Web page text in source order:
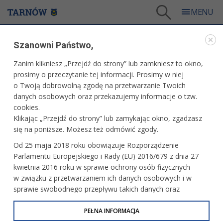
Jubileuszowa wystawa Mariana Kołodziejczyka
WARTO PRZECZYTAĆ
JUBILEUSZOWA WYSTAWA MARIANA
KOŁODZIEJCZYKA
28.05.2026, 10:45 Redakcja tarnow.pl
Od początku lipca do końca sierpnia w Galerii Sztuki Hortar
przy ul. Legionów 32 oglądać będzie można jubileuszową
wystawę poświęconą twórczości tarnowskiego grafika,
malarza i pedagoga Mariana Kołodziejczyka „Tarnów
i okolice”. Jej wernisaż odbędzie się w czwartek, 2 lipca
o godz. 17.
Szanowni Państwo,
Zanim klikniesz „Przejdź do strony” lub zamkniesz to okno,
prosimy o przeczytanie tej informacji. Prosimy w niej
o Twoją dobrowolną zgodę na przetwarzanie Twoich
danych osobowych oraz przekazujemy informacje o tzw.
cookies.
Klikając „Przejdź do strony” lub zamykając okno, zgadzasz
się na poniższe. Możesz też odmówić zgody.
Od 25 maja 2018 roku obowiązuje Rozporządzenie
Parlamentu Europejskiego i Rady (EU) 2016/679 z dnia 27
kwietnia 2016 roku w sprawie ochrony osób fizycznych
w związku z przetwarzaniem ich danych osobowych i w
sprawie swobodnego przepływu takich danych oraz
uchylenia dyrektywy 95/46/WE (określane jako RODO, GDPR
lub Ogólne Rozporządzenie o Ochronie Danych
PEŁNA INFORMACJA